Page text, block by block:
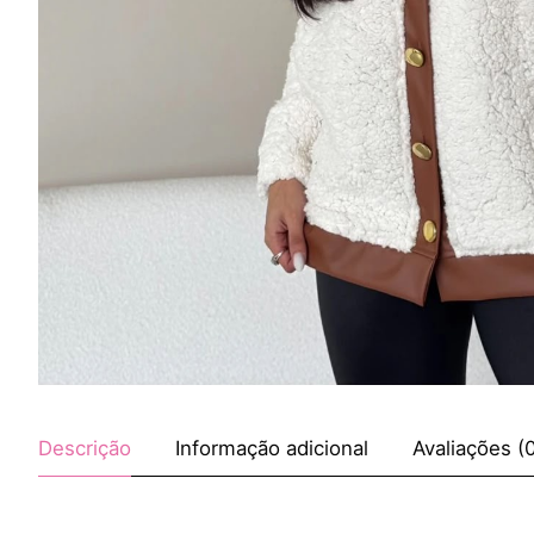
Descrição Informação adicional Avaliações